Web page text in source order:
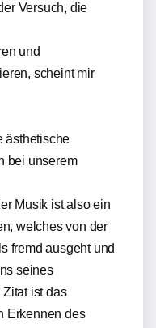
Versuch, die
und
scheint mir
ästhetische
bei unserem
Musik ist also ein
welches von der
fremd ausgeht und
seines
ist das
Erkennen des